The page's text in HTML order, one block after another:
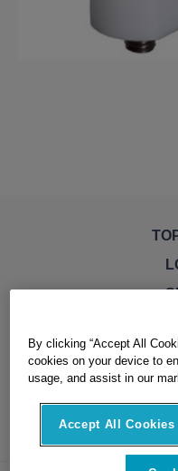
By clicking “Accept All
cookies on your device to
usage, and assist in our
Accept All Cookies